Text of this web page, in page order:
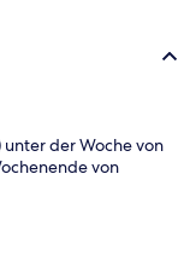
der Woche von
von